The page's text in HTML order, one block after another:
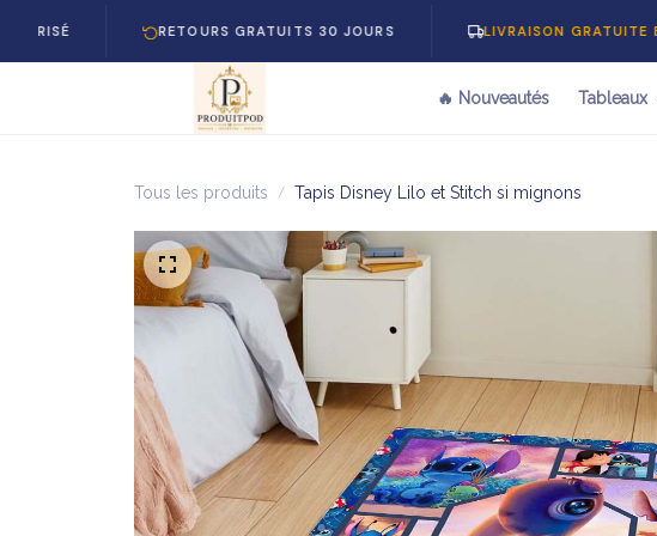
RETOURS GRATUITS 30 JOURS LIVRAISON GRATUITE EN EUROPE
🔥 Nouveautés Tableaux
Tous les produits Tapis Disney Lilo et Stitch si mignons